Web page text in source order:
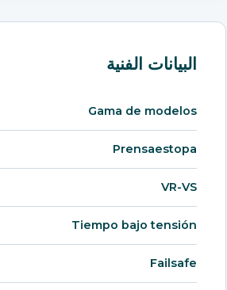
البيانات الفنية
Gama de modelos
Prensaestopa
VR-VS
Tiempo bajo tensión
Failsafe